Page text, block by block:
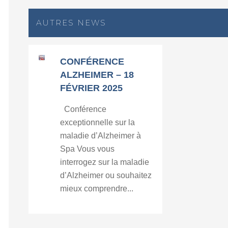
AUTRES NEWS
CONFÉRENCE
ALZHEIMER – 18
FÉVRIER 2025
Conférence
exceptionnelle sur la
maladie d’Alzheimer à
Spa Vous vous
interrogez sur la maladie
d’Alzheimer ou souhaitez
mieux comprendre...